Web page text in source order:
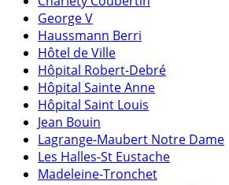
George V
Haussmann Berri
Hôtel de Ville
Hôpital Robert-Debré
Hôpital Sainte Anne
Hôpital Saint Louis
Jean Bouin
Lagrange-Maubert Notre Dame
Les Halles-St Eustache
Madeleine-Tronchet